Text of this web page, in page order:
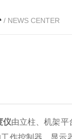
/ NEWS CENTER
仪由立柱、机架平
作控制器、显示